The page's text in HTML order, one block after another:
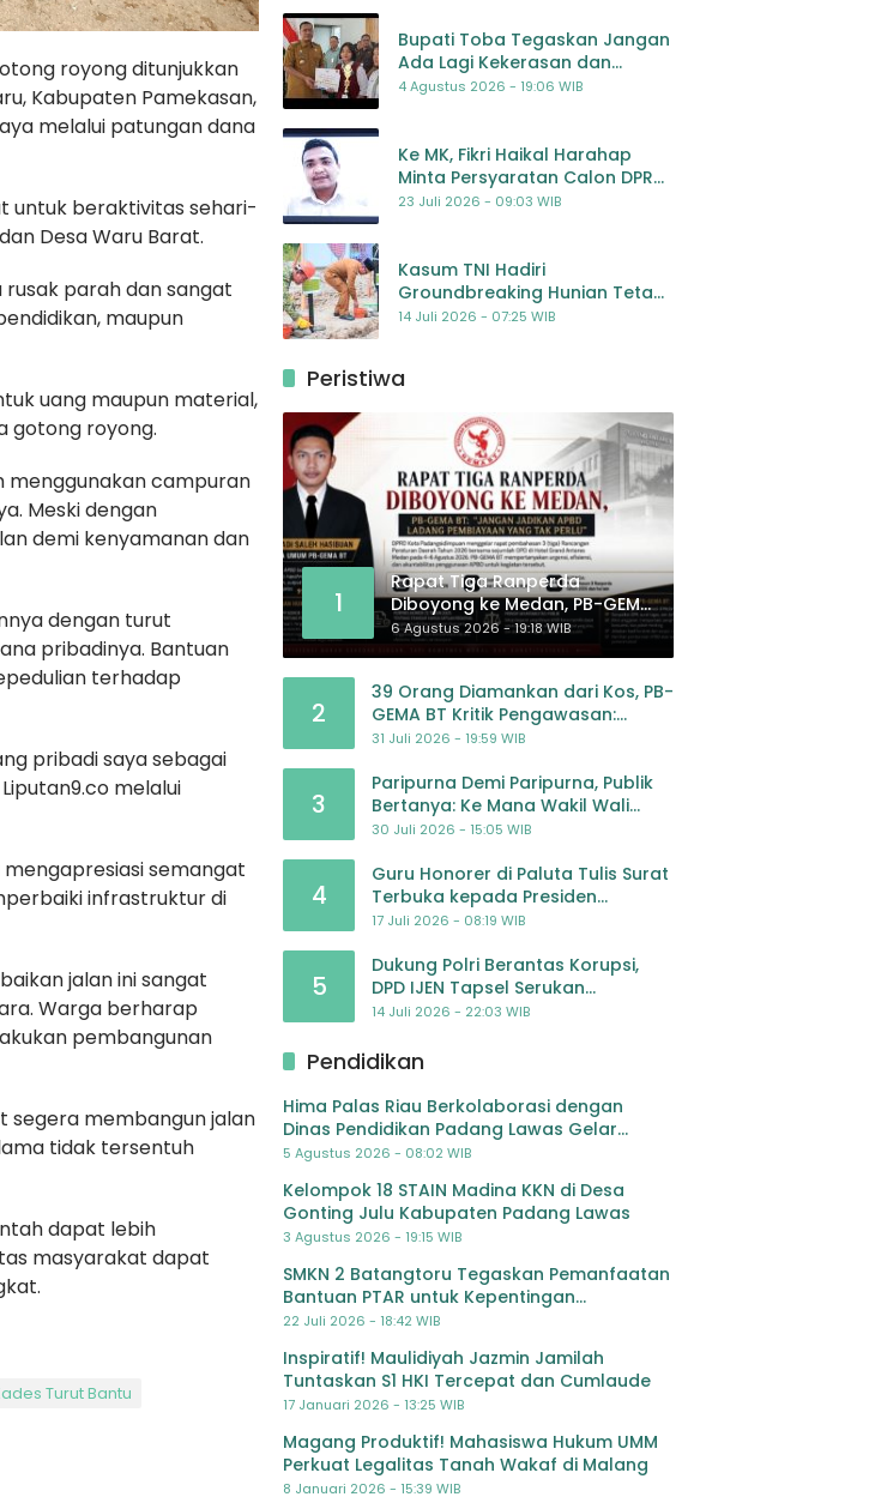
royong ditunjukkan
Kabupaten Pamekasan,
melalui patungan dana
untuk beraktivitas sehari-
Desa Waru Barat.
rusak parah dan sangat
maupun
uang maupun material,
gotong royong.
menggunakan campuran
Meski dengan
demi kenyamanan dan
dengan turut
pribadinya. Bantuan
terhadap
pribadi saya sebagai
melalui
semangat
infrastruktur di
jalan ini sangat
Warga berharap
pembangunan
segera membangun jalan
tidak tersentuh
dapat lebih
masyarakat dapat
Turut Bantu
Bupati Toba Tegaskan Jangan
Ada Lagi Kekerasan dan
Bullying Terhadap Anak,
4 Agustus 2026 - 19:06 WIB
Ke MK, Fikri Haikal Harahap
Minta Persyaratan Calon DPR
Dilengkapi Penilaian
23 Juli 2026 - 09:03 WIB
Kasum TNI Hadiri
Groundbreaking Hunian Tetap
Pascabencana di
14 Juli 2026 - 07:25 WIB
Peristiwa
1
Rapat Tiga Ranperda
Diboyong ke Medan, PB-GEMA
BT: Jangan Jadikan APBD
Ladang Pembiayaan yang
6 Agustus 2026 - 19:18 WIB
2
39 Orang Diamankan dari Kos, PB-
GEMA BT Kritik Pengawasan:
Jangan Tunggu Masyarakat
31 Juli 2026 - 19:59 WIB
3
Paripurna Demi Paripurna, Publik
Bertanya: Ke Mana Wakil Wali
Kota Padangsidimpuan?
30 Juli 2026 - 15:05 WIB
4
Guru Honorer di Paluta Tulis Surat
Terbuka kepada Presiden
Prabowo, Mohon Keadilan atas
17 Juli 2026 - 08:19 WIB
5
Dukung Polri Berantas Korupsi,
DPD IJEN Tapsel Serukan
Pengawalan Kasus Mantan
14 Juli 2026 - 22:03 WIB
Pendidikan
Hima Palas Riau Berkolaborasi dengan
Dinas Pendidikan Padang Lawas Gelar
Pelatihan OSIS SMP se-Kabupaten Padang
5 Agustus 2026 - 08:02 WIB
Kelompok 18 STAIN Madina KKN di Desa
Gonting Julu Kabupaten Padang Lawas
3 Agustus 2026 - 19:15 WIB
SMKN 2 Batangtoru Tegaskan Pemanfaatan
Bantuan PTAR untuk Kepentingan
Pendidikan
22 Juli 2026 - 18:42 WIB
Inspiratif! Maulidiyah Jazmin Jamilah
Tuntaskan S1 HKI Tercepat dan Cumlaude
17 Januari 2026 - 13:25 WIB
Magang Produktif! Mahasiswa Hukum UMM
Perkuat Legalitas Tanah Wakaf di Malang
8 Januari 2026 - 15:39 WIB